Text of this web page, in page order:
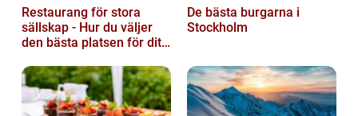
Restaurang för stora
sällskap - Hur du väljer
den bästa platsen för ditt
De bästa burgarna i
Stockholm